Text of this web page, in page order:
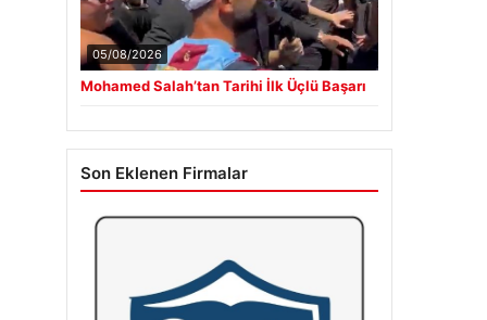
05/08/2026
Mohamed Salah’tan Tarihi İlk Üçlü Başarı
Son Eklenen Firmalar